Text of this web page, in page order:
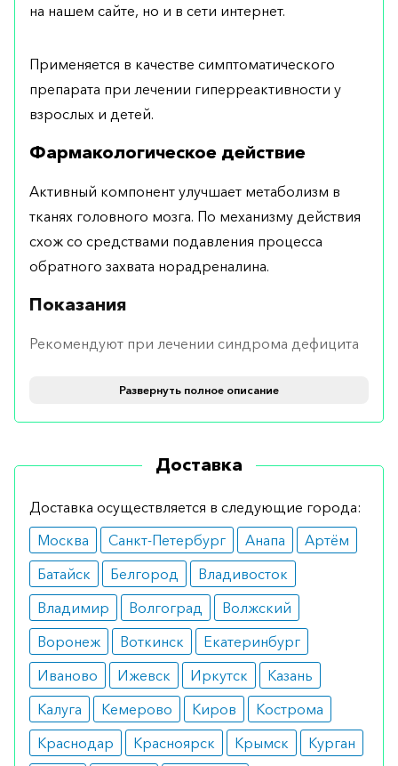
на нашем сайте, но и в сети интернет.
Применяется в качестве симптоматического
препарата при лечении гиперреактивности у
взрослых и детей.
Фармакологическое действие
Активный компонент улучшает метаболизм в
тканях головного мозга. По механизму действия
схож со средствами подавления процесса
обратного захвата норадреналина.
Показания
Рекомендуют при лечении синдрома дефицита
гиперреактивности у взрослых пациентов и у
детей старше шести лет.
Противопоказания
переносится. Возможным ограничением будут
тяжелые поражения сердца и повышенная
чувствительность к компонентам.
Побочные эффекты
Применение капсул не вызывает никаких
побочных эффектов. В то же время, планируя
использовать для проведения длительной
терапии, следует быть готовым к
возникновению отклонений со стороны ЖКТ.
Развернуть полное описание
Доставка
Доставка осуществляется в следующие города:
Москва
Санкт-Петербург Анапа
Артём
Батайск
Белгород
Владивосток
Владимир
Волгоград
Волжский
Воронеж
Воткинск
Екатеринбург
Иваново
Ижевск Иркутск
Казань
Калуга
Кемерово Киров
Кострома
Краснодар
Красноярск Крымск
Курган